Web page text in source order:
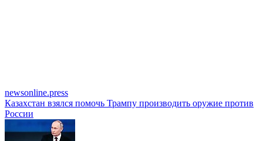
newsonline.press
Казахстан взялся помочь Трампу производить оружие против
России